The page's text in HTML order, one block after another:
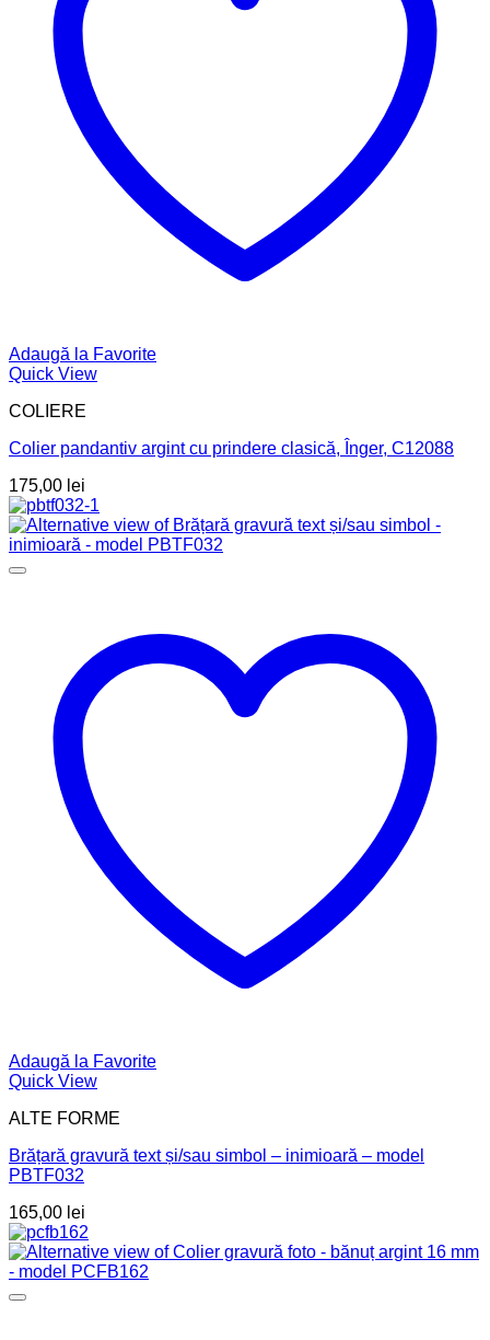
Adaugă la Favorite
Quick View
COLIERE
Colier pandantiv argint cu prindere clasică, Înger, C12088
175,00 lei
Adaugă la Favorite
Quick View
ALTE FORME
Brățară gravură text și/sau simbol – inimioară – model
PBTF032
165,00 lei